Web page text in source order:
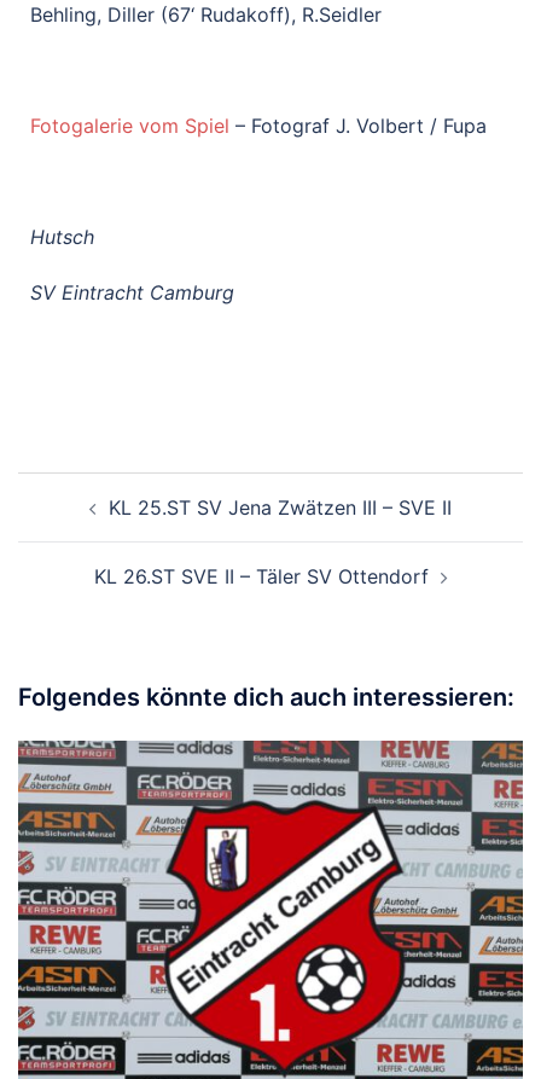
Behling, Diller (67‘ Rudakoff), R.Seidler
Fotogalerie vom Spiel – Fotograf J. Volbert / Fupa
Hutsch
SV Eintracht Camburg
KL 25.ST SV Jena Zwätzen III – SVE II
KL 26.ST SVE II – Täler SV Ottendorf
Folgendes könnte dich auch interessieren: